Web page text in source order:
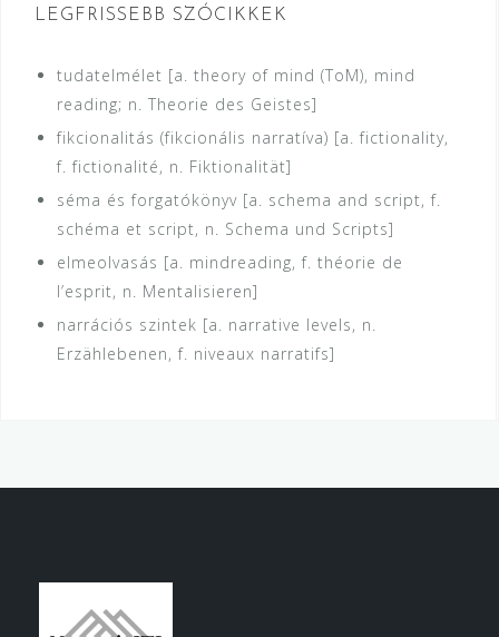
LEGFRISSEBB SZÓCIKKEK
tudatelmélet [a. theory of mind (ToM), mind
reading; n. Theorie des Geistes]
fikcionalitás (fikcionális narratíva) [a. fictionality,
f. fictionalité, n. Fiktionalität]
séma és forgatókönyv [a. schema and script, f.
schéma et script, n. Schema und Scripts]
elmeolvasás [a. mindreading, f. théorie de
l’esprit, n. Mentalisieren]
narrációs szintek [a. narrative levels, n.
Erzählebenen, f. niveaux narratifs]